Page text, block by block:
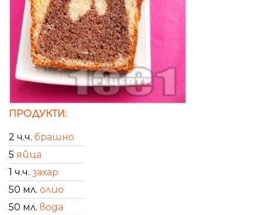
ПРОДУКТИ:
2 ч.ч. брашно
5 яйца
1 ч.ч. захар
50 мл. олио
50 мл. вода